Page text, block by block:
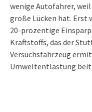
wenige Autofahrer,
große Lücken hat. Erst
20-prozentige
Kraftstoffs, das der
Versuchsfahrzeug
Umweltentlastung